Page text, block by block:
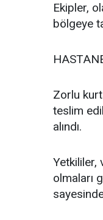
Ekipler,
bölgeye
Zorlu
teslim
alındı.
Yetkililer,
olmaları